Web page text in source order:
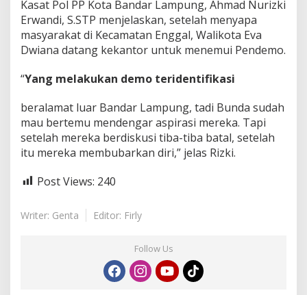
Kasat Pol PP Kota Bandar Lampung, Ahmad Nurizki
Erwandi, S.STP menjelaskan, setelah menyapa
masyarakat di Kecamatan Enggal, Walikota Eva
Dwiana datang kekantor untuk menemui Pendemo.
“Yang melakukan demo teridentifikasi
beralamat luar Bandar Lampung, tadi Bunda sudah
mau bertemu mendengar aspirasi mereka. Tapi
setelah mereka berdiskusi tiba-tiba batal, setelah
itu mereka membubarkan diri,” jelas Rizki.
Post Views: 240
Writer: Genta Editor: Firly
Follow Us